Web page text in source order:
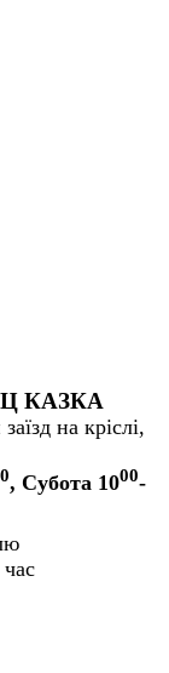
КАЗКА
на кріслі,
, Субота 1000-